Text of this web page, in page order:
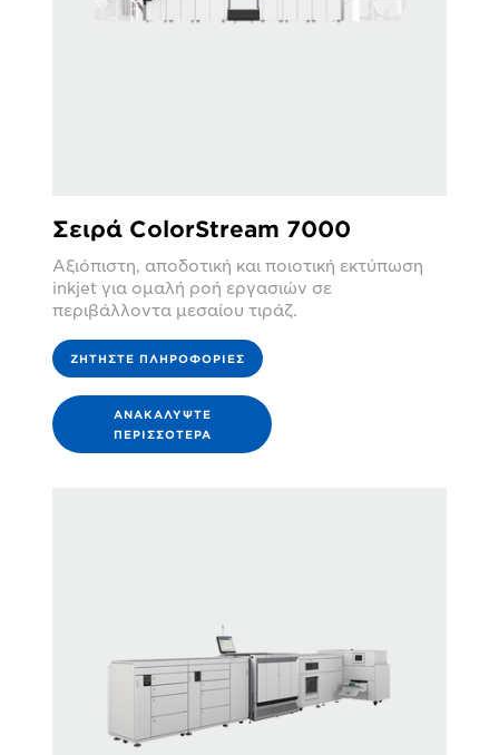
Σειρά ColorStream 7000
Αξιόπιστη, αποδοτική και ποιοτική εκτύπωση
inkjet για ομαλή ροή εργασιών σε
περιβάλλοντα μεσαίου τιράζ.
ΖΗΤΉΣΤΕ ΠΛΗΡΟΦΟΡΊΕΣ
ΑΝΑΚΑΛΎΨΤΕ
ΠΕΡΙΣΣΌΤΕΡΑ